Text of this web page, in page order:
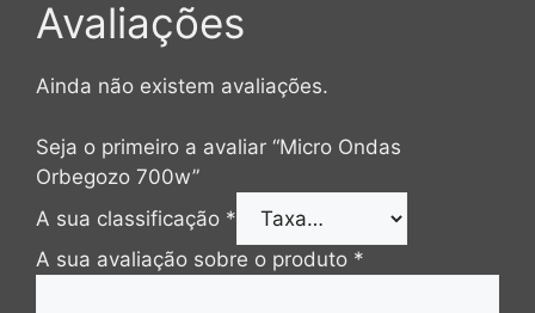
Avaliações
Ainda não existem avaliações.
Seja o primeiro a avaliar “Micro Ondas
Orbegozo 700w”
A sua classificação *
A sua avaliação sobre o produto *